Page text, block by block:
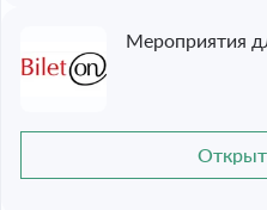
Мероприятия